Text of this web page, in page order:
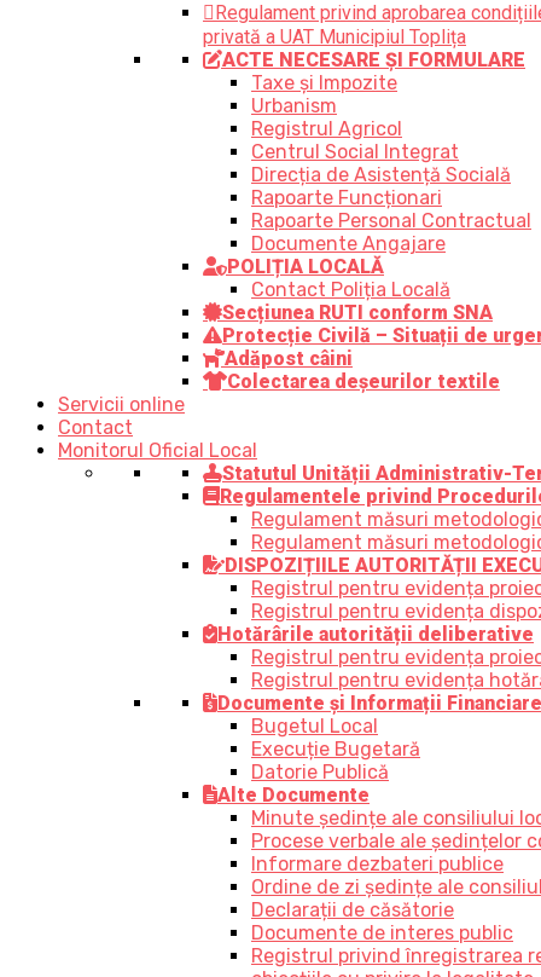
Regulament privind aprobarea
privată a UAT Municipiul Toplița
ACTE NECESARE ȘI FORMULARE
Taxe și Impozite
Urbanism
Registrul Agricol
Centrul Social Integrat
Direcția de Asistență Socială
Rapoarte Funcționari
Rapoarte Personal Contractual
Documente Angajare
POLIȚIA LOCALĂ
Contact Poliția Locală
Secțiunea RUTI conform SNA
Protecție Civilă – Situații de
Adăpost câini
Colectarea deșeurilor textile
Servicii online
Contact
Monitorul Oficial Local
Statutul Unității Administrativ-
Regulamentele privind
Regulament măsuri
Regulament măsuri
DISPOZIȚIILE AUTORITĂȚII
Registrul pentru evidența
Registrul pentru evidența
Hotărârile autorității deliberative
Registrul pentru evidența
Registrul pentru evidența
Documente și Informații Financiare
Bugetul Local
Execuție Bugetară
Datorie Publică
Alte Documente
Minute ședințe ale consiliului
Procese verbale ale ședințelor
Informare dezbateri publice
Ordine de zi ședințe ale
Declarații de căsătorie
Documente de interes public
Registrul privind înregistrarea